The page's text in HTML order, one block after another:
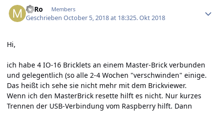
MiRo Members
GeschriebenOctober 5, 2018 at 18:325. Okt 2018
Hi,
ich habe 4 IO-16 Bricklets an einem Master-Brick verbunden
und gelegentlich (so alle 2-4 Wochen "verschwinden" einige.
Das heißt ich sehe sie nicht mehr mit dem Brickviewer.
Wenn ich den MasterBrick resette hilft es nicht. Nur kurzes
Trennen der USB-Verbindung vom Raspberry hilft. Dann